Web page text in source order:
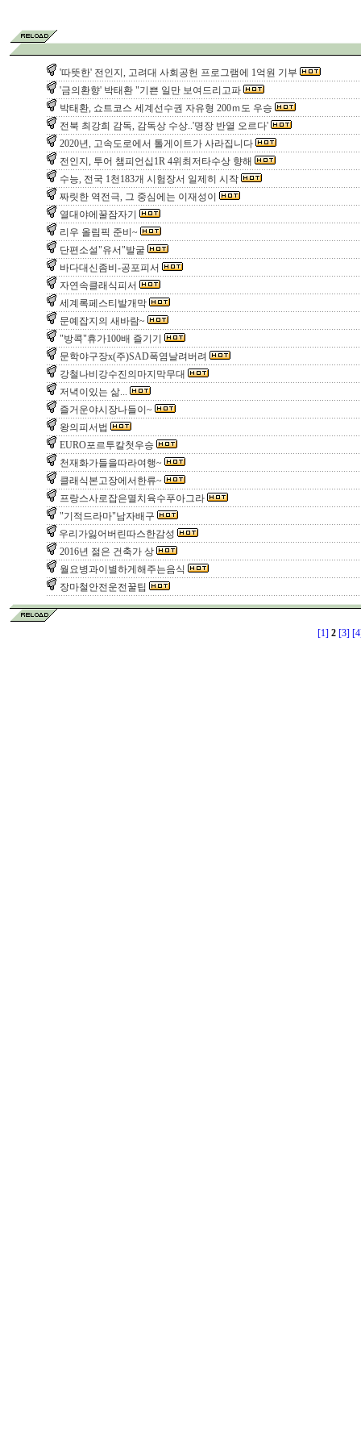
'따뜻한' 전인지, 고려대 사회공헌 프로그램에 1억원 기부
'금의환향' 박태환 "기쁜 일만 보여드리고파
박태환, 쇼트코스 세계선수권 자유형 200ｍ도 우승
전북 최강희 감독, 감독상 수상..'명장 반열 오르다'
2020년, 고속도로에서 톨게이트가 사라집니다
전인지, 투어 챔피언십1R 4위최저타수상 향해
수능, 전국 1천183개 시험장서 일제히 시작
짜릿한 역전극, 그 중심에는 이재성이
열대야에꿀잠자기
리우 올림픽 준비~
단편소설"유서"발굴
바다대신좀비-공포피서
자연속클래식피서
세계록페스티발개막
문예잡지의 새바람~
"방콕"휴가100배 즐기기
문학야구장x(주)SAD폭염날려버려
강철나비강수진의마지막무대
저녁이있는 삶...
즐거운야시장나들이~
왕의피서법
EURO포르투칼첫우승
천재화가들을따라여행~
클래식본고장에서한류~
프랑스사로잡은멸치육수푸아그라
"기적드라마"남자배구
우리가잃어버린따스한감성
2016년 젊은 건축가 상
월요병과이별하게해주는음식
장마철안전운전꿀팁
[1] 2 [3]